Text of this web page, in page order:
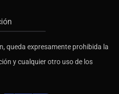
queda expresamente prohibida la
y cualquier otro uso de los